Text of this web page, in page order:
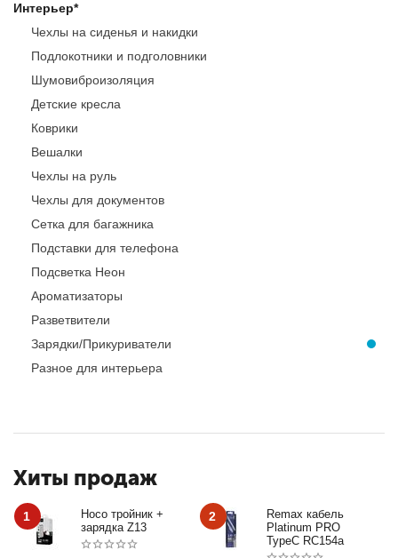
Интерьер*
Чехлы на сиденья и накидки
Подлокотники и подголовники
Шумовиброизоляция
Детские кресла
Коврики
Вешалки
Чехлы на руль
Чехлы для документов
Сетка для багажника
Подставки для телефона
Подсветка Неон
Ароматизаторы
Разветвители
Зарядки/Прикуриватели
Разное для интерьера
Хиты продаж
1
Hoco тройник +
зарядка Z13
2
Remax кабель
Platinum PRO
TypeC RC154a